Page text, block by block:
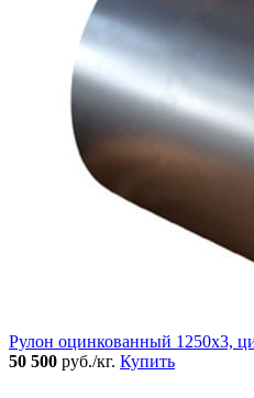
Рулон оцинкованный 1250х3,
50 500 руб./кг. Купить